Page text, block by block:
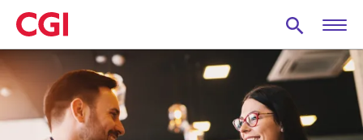
Skip
to
main
content